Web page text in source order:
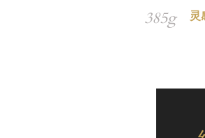
385g 灵